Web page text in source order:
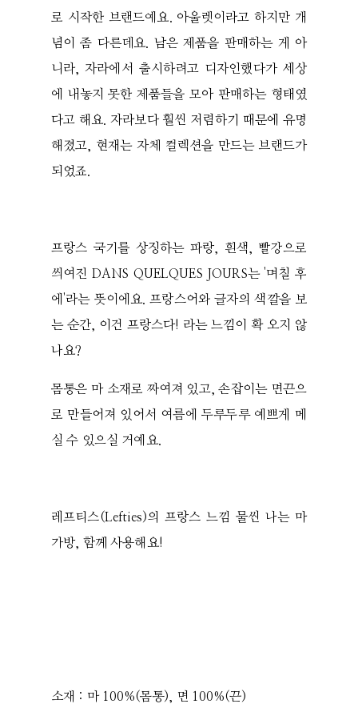
로 시작한 브랜드예요. 아울렛이라고 하지만 개
념이 좀 다른데요. 남은 제품을 판매하는 게 아
니라, 자라에서 출시하려고 디자인했다가 세상
에 내놓지 못한 제품들을 모아 판매하는 형태였
다고 해요. 자라보다 훨씬 저렴하기 때문에 유명
해졌고, 현재는 자체 컬렉션을 만드는 브랜드가
되었죠.
프랑스 국기를 상징하는 파랑, 흰색, 빨강으로
씌여진 DANS QUELQUES JOURS는 '며칠 후
에'라는 뜻이에요. 프랑스어와 글자의 색깔을 보
는 순간, 이건 프랑스다! 라는 느낌이 확 오지 않
나요?
몸통은 마 소재로 짜여져 있고, 손잡이는 면끈으
로 만들어져 있어서 여름에 두루두루 예쁘게 메
실 수 있으실 거예요.
레프티스(Lefties)의 프랑스 느낌 물씬 나는 마
가방, 함께 사용해요!
소재 : 마 100%(몸통), 면 100%(끈)